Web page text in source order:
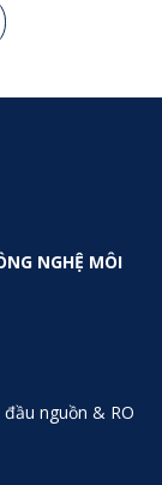
NGHỆ MÔI
nguồn & RO